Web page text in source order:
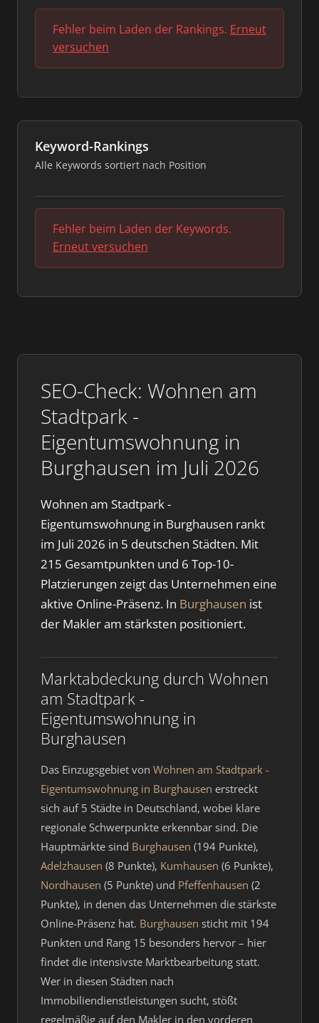
SEO-Check: Wohnen am
Stadtpark -
Eigentumswohnung in
Burghausen im Juli 2026
Wohnen am Stadtpark -
Eigentumswohnung in Burghausen rankt
im Juli 2026 in 5 deutschen Städten. Mit
215 Gesamtpunkten und 6 Top-10-
Platzierungen zeigt das Unternehmen eine
aktive Online-Präsenz. In Burghausen ist
der Makler am stärksten positioniert.
Marktabdeckung durch Wohnen
am Stadtpark -
Eigentumswohnung in
Burghausen
Das Einzugsgebiet von Wohnen am Stadtpark -
Eigentumswohnung in Burghausen erstreckt
sich auf 5 Städte in Deutschland, wobei klare
regionale Schwerpunkte erkennbar sind. Die
Hauptmärkte sind Burghausen (194 Punkte),
Adelzhausen (8 Punkte), Kumhausen (6 Punkte),
Nordhausen (5 Punkte) und Pfeffenhausen (2
Punkte), in denen das Unternehmen die stärkste
Online-Präsenz hat. Burghausen sticht mit 194
Punkten und Rang 15 besonders hervor – hier
findet die intensivste Marktbearbeitung statt.
Wer in diesen Städten nach
Immobiliendienstleistungen sucht, stößt
regelmäßig auf den Makler in den vorderen
Fehler beim Laden der Rankings. Erneut
versuchen
Keyword-Rankings
Alle Keywords sortiert nach Position
Fehler beim Laden der Keywords.
Erneut versuchen